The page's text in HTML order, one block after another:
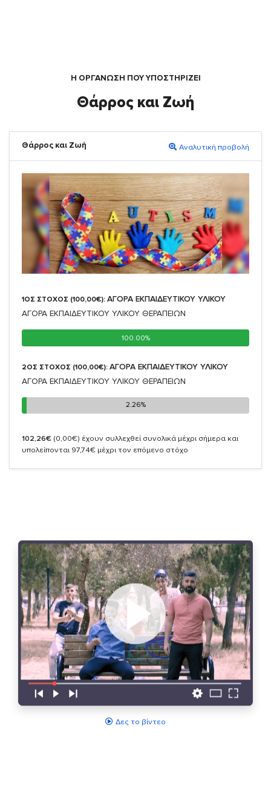
Η ΟΡΓΆΝΩΣΗ ΠΟΥ ΥΠΟΣΤΗΡΙΖΕΙ
Θάρρος και Ζωή
Θάρρος και Ζωή Αναλυτική προβολή
1ΟΣ ΣΤΟΧΟΣ (100,00€): ΑΓΟΡΑ ΕΚΠΑΙΔΕΥΤΙΚΟΥ ΥΛΙΚΟΥ
ΑΓΟΡΑ ΕΚΠΑΙΔΕΥΤΙΚΟΥ ΥΛΙΚΟΥ ΘΕΡΑΠΕΙΩΝ
100.00%
100.00%
2ΟΣ ΣΤΟΧΟΣ (100,00€): ΑΓΟΡΑ ΕΚΠΑΙΔΕΥΤΙΚΟΥ ΥΛΙΚΟΥ
ΑΓΟΡΑ ΕΚΠΑΙΔΕΥΤΙΚΟΥ ΥΛΙΚΟΥ ΘΕΡΑΠΕΙΩΝ
2.26%
2.26%
102,26€ (0,00€) έχουν συλλεχθεί συνολικά μέχρι σήμερα και
υπολείπονται 97,74€ μέχρι τον επόμενο στόχο
Δες το βίντεο